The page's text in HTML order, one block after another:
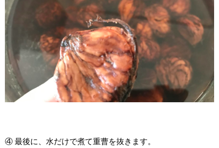
④ 最後に、水だけで煮て重曹を抜きます。